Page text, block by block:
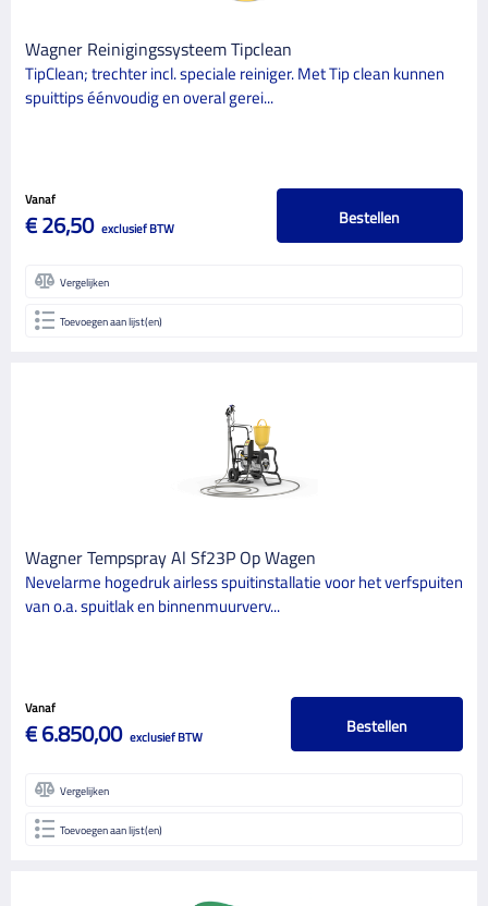
Wagner Reinigingssysteem Tipclean
TipClean; trechter incl. speciale reiniger. Met Tip clean kunnen
spuittips éénvoudig en overal gerei...
Vanaf
€ 26,50 exclusief BTW Bestellen
Vergelijken
Toevoegen aan lijst(en)
Wagner Tempspray Al Sf23P Op Wagen
Nevelarme hogedruk airless spuitinstallatie voor het verfspuiten
van o.a. spuitlak en binnenmuurverv...
Vanaf
€ 6.850,00 exclusief BTW Bestellen
Vergelijken
Toevoegen aan lijst(en)